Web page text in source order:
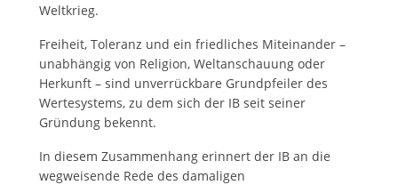
Weltkrieg.
Freiheit, Toleranz und ein friedliches Miteinander –
unabhängig von Religion, Weltanschauung oder
Herkunft – sind unverrückbare Grundpfeiler des
Wertesystems, zu dem sich der IB seit seiner
Gründung bekennt.
In diesem Zusammenhang erinnert der IB an die
wegweisende Rede des damaligen